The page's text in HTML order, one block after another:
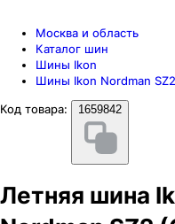
Москва и область
Каталог шин
Шины Ikon
Шины Ikon Nordman
Код товара:
1659842
Летняя шина